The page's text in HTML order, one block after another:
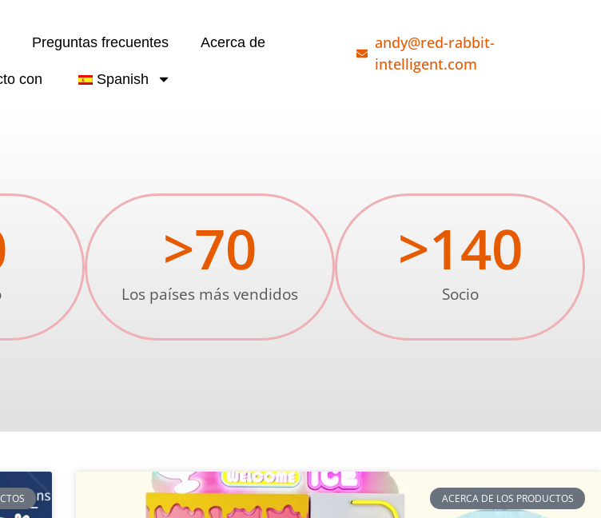
Preguntas frecuentes Acerca de
con Spanish
andy@red-rabbit-
intelligent.com
Los países más vendidos
>70
Socio
>140
ACERCA DE LOS PRODUCTOS